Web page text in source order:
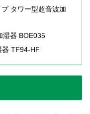
タワー型超音波加
湿器 BOE035
器 TF94-HF